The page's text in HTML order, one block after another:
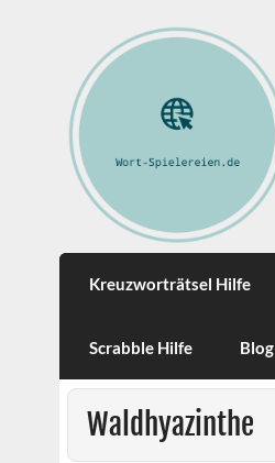
Kreuzworträtsel Hilfe
Scrabble Hilfe Blog
Waldhyazinthe